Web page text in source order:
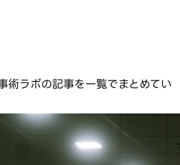
術ラボの記事を一覧でまとめてい